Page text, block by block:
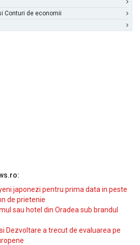
Conturi de economii
japonezi pentru prima data in peste
de prietenie
sau hotel din Oradea sub brandul
Dezvoltare a trecut de evaluarea pe